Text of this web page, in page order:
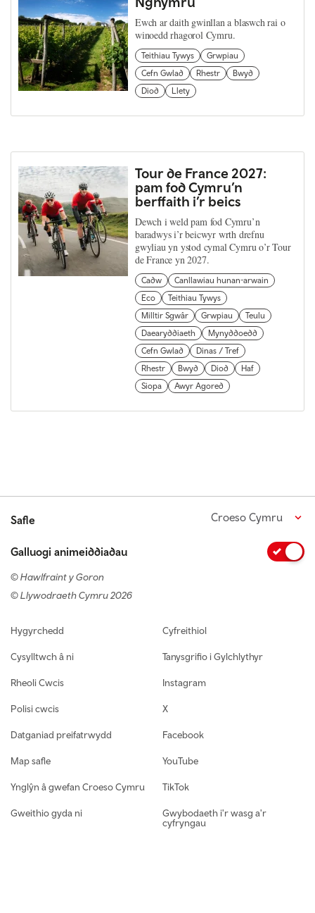
Ewch ar daith gwinllan a blaswch rai o
winoedd rhagorol Cymru.
Teithiau Tywys
Grwpiau
Cefn Gwlad
Rhestr
Bwyd
Diod
Llety
Tour de France 2027:
pam fod Cymru’n
berffaith i’r beics
Dewch i weld pam fod Cymru’n
baradwys i’r beicwyr wrth drefnu
gwyliau yn ystod cymal Cymru o’r Tour
de France yn 2027.
Cadw
Canllawiau hunan-arwain
Eco
Teithiau Tywys
Milltir Sgwâr
Grwpiau
Teulu
Daearyddiaeth
Mynyddoedd
Cefn Gwlad
Dinas / Tref
Rhestr
Bwyd Diod
Haf
Siopa
Awyr Agored
Safle Croeso Cymru
Galluogi animeiddiadau
© Hawlfraint y Goron
© Llywodraeth Cymru 2026
Footer navigation
Hygyrchedd
Cysylltwch â ni
Rheoli Cwcis
Polisi cwcis
Datganiad preifatrwydd
Map safle
Ynglŷn â gwefan Croeso Cymru
Gweithio gyda ni
Cyfreithiol
Tanysgrifio i Gylchlythyr
Instagram
X
Facebook
YouTube
TikTok
Gwybodaeth i'r wasg a'r
cyfryngau